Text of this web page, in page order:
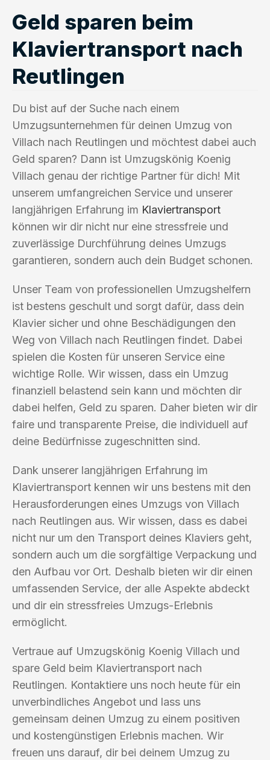
Geld sparen beim
Klaviertransport nach
Reutlingen
Du bist auf der Suche nach einem
Umzugsunternehmen für deinen Umzug von
Villach nach Reutlingen und möchtest dabei auch
Geld sparen? Dann ist Umzugskönig Koenig
Villach genau der richtige Partner für dich! Mit
unserem umfangreichen Service und unserer
langjährigen Erfahrung im Klaviertransport
können wir dir nicht nur eine stressfreie und
zuverlässige Durchführung deines Umzugs
garantieren, sondern auch dein Budget schonen.
Unser Team von professionellen Umzugshelfern
ist bestens geschult und sorgt dafür, dass dein
Klavier sicher und ohne Beschädigungen den
Weg von Villach nach Reutlingen findet. Dabei
spielen die Kosten für unseren Service eine
wichtige Rolle. Wir wissen, dass ein Umzug
finanziell belastend sein kann und möchten dir
dabei helfen, Geld zu sparen. Daher bieten wir dir
faire und transparente Preise, die individuell auf
deine Bedürfnisse zugeschnitten sind.
Dank unserer langjährigen Erfahrung im
Klaviertransport kennen wir uns bestens mit den
Herausforderungen eines Umzugs von Villach
nach Reutlingen aus. Wir wissen, dass es dabei
nicht nur um den Transport deines Klaviers geht,
sondern auch um die sorgfältige Verpackung und
den Aufbau vor Ort. Deshalb bieten wir dir einen
umfassenden Service, der alle Aspekte abdeckt
und dir ein stressfreies Umzugs-Erlebnis
ermöglicht.
Vertraue auf Umzugskönig Koenig Villach und
spare Geld beim Klaviertransport nach
Reutlingen. Kontaktiere uns noch heute für ein
unverbindliches Angebot und lass uns
gemeinsam deinen Umzug zu einem positiven
und kostengünstigen Erlebnis machen. Wir
freuen uns darauf, dir bei deinem Umzug zu